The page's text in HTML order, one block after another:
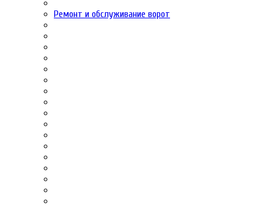
Ремонт и обслуживание ворот